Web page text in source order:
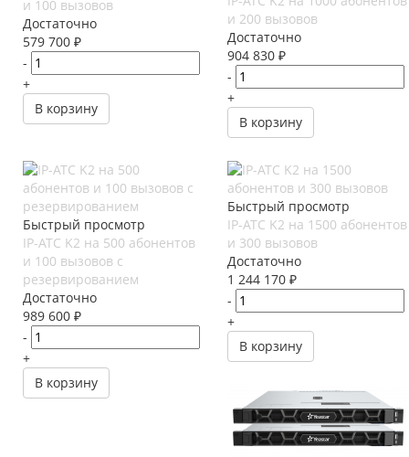
и 100 вызовов
Достаточно
579 700 ₽
-
+
В корзину
и 200 вызовов
Достаточно
904 830 ₽
-
+
В корзину
Быстрый просмотр
IP-АТС K2 на 500 абонентов
и 100 вызовов с
резервированием
Достаточно
989 600 ₽
-
+
В корзину
Быстрый просмотр
IP-АТС K2 на 1500 абонентов
и 300 вызовов
Достаточно
1 244 170 ₽
-
+
В корзину